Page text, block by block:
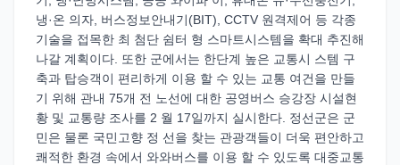
냉·온 의자, 버스정보안내기(BIT), CCTV 원격제어 등 각종
기술을 접목한 최 첨단 쉼터 형 스마트시스템을 확대 추진해
나갈 계획이다. 또한 군에서는 한단계 높은 교통시 스템 구
축과 탑승객이 편리하게 이용 할 수 있는 교통 여건을 만들
기 위해 관내 75개 전 노선에 대한 공영버스 승강장 시설현
황 및 교통량 조사를 2 월 17일까지 실시한다. 정선군은 군
민은 물론 국민고향 정 선을 찾는 관광객들이 더욱 편안하고
쾌적한 환경 속에서 와와버스를 이용 할 수 있도록 대중교통